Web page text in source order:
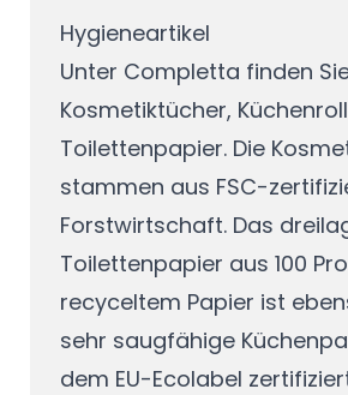
Hygieneartikel
Unter Completta finden
Kosmetiktücher,
Toilettenpapier. Die
stammen aus FSC-
Forstwirtschaft. Das
Toilettenpapier aus 100
recyceltem Papier ist
sehr saugfähige
dem EU-Ecolabel